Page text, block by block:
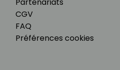
CGV
FAQ
Préférences cookies